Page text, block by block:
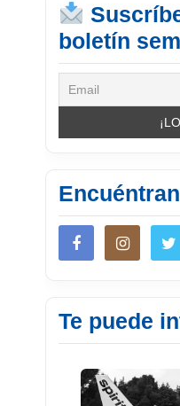
boletín
Te puede